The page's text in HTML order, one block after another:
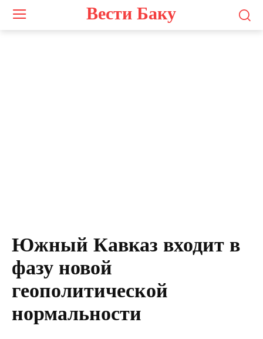
Вести Баку
Южный Кавказ входит в
фазу новой
геополитической
нормальности